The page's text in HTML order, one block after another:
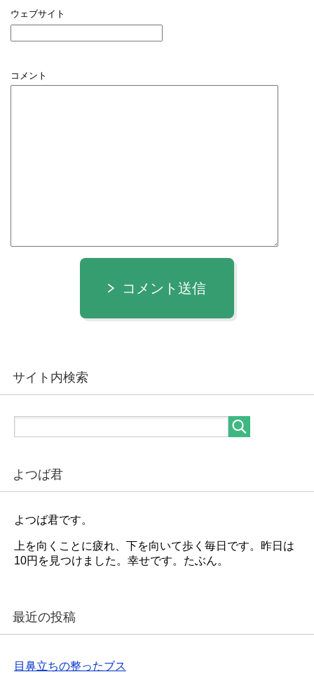
ウェブサイト
コメント
コメント送信
サイト内検索
よつば君
よつば君です。
上を向くことに疲れ、下を向いて歩く毎日です。昨日は
10円を見つけました。幸せです。たぶん。
最近の投稿
目鼻立ちの整ったブス